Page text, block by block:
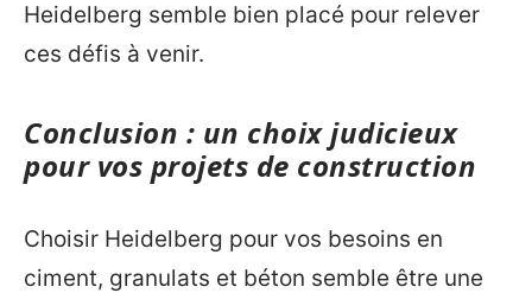
Heidelberg semble bien placé pour relever
ces défis à venir.
Conclusion : un choix judicieux
pour vos projets de construction
Choisir Heidelberg pour vos besoins en
ciment, granulats et béton semble être une